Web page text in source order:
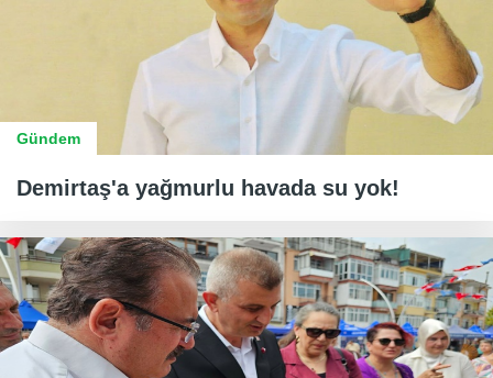
Gündem
Demirtaş'a yağmurlu havada su yok!